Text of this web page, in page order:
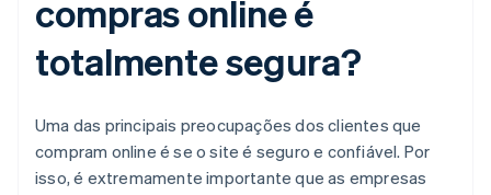
compras online é
totalmente segura?
Uma das principais preocupações dos clientes que
compram online é se o site é seguro e confiável. Por
isso, é extremamente importante que as empresas